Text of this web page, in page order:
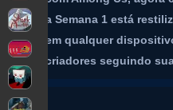
a Semana 1 está
em qualquer
criadores seguindo